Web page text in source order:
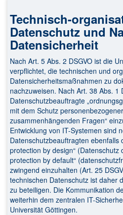
Technisch-
Datenschutz und
Datensicherheit
Nach Art. 5 Abs. 2 DSGVO ist die
verpflichtet, die technischen und
Datensicherheitsmaßnahmen zu
nachzuweisen. Nach Art. 38 Abs. 1
Datenschutzbeauftragte
mit dem Schutz
zusammenhängenden Fragen“
Entwicklung von IT-Systemen sind
Datenschutzbeauftragten ebenfalls
protection by design“ (Datenschutz
protection by default“
zwingend einzuhalten (Art. 25
technischen Datenschutz ist daher
zu beteiligen. Die Kommunikation
weiterhin dem zentralen IT-
Universität Göttingen.